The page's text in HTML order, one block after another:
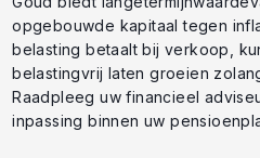
opgebouwde kapitaal tegen
belasting betaalt bij verkoop,
belastingvrij laten groeien
Raadpleeg uw financieel
inpassing binnen uw